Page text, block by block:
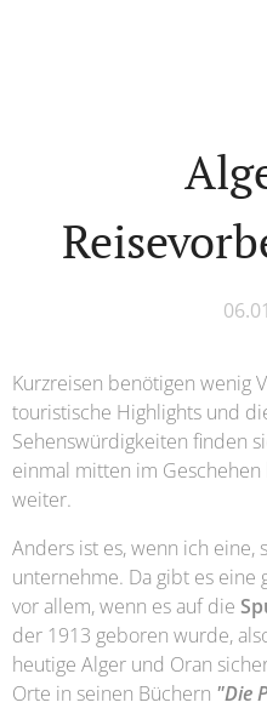
Kurzreisen benötigen wenig
touristische Highlights und
Sehenswürdigkeiten finden
einmal mitten im
weiter.
Anders ist es, wenn ich eine,
unternehme. Da gibt es eine
vor allem, wenn es auf die
der 1913 geboren wurde,
heutige Alger und Oran
Orte in seinen Büchern "Die